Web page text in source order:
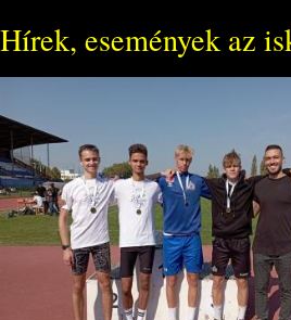
Hírek, események az